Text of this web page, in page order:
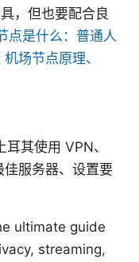
，但也要配合良
点是什么：普通人
场节点原理、
其使用 VPN、
服务器、设置要
ultimate guide
streaming,